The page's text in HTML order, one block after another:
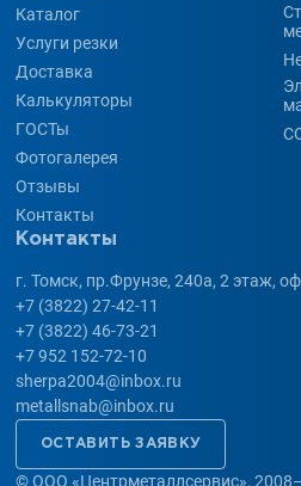
©ООО «Центрметаллсервис»,
ОСТАВИТЬ ЗАЯВКУ
Контакты
г. Томск, пр.Фрунзе, 240а, 2 этаж,
+7 (3822) 27-42-11
+7 (3822) 46-73-21
+7 952 152-72-10
sherpa2004@inbox.ru
metallsnab@inbox.ru
Каталог
Услуги резки
Доставка
Калькуляторы
ГОСТы
Фотогалерея
Отзывы
Контакты